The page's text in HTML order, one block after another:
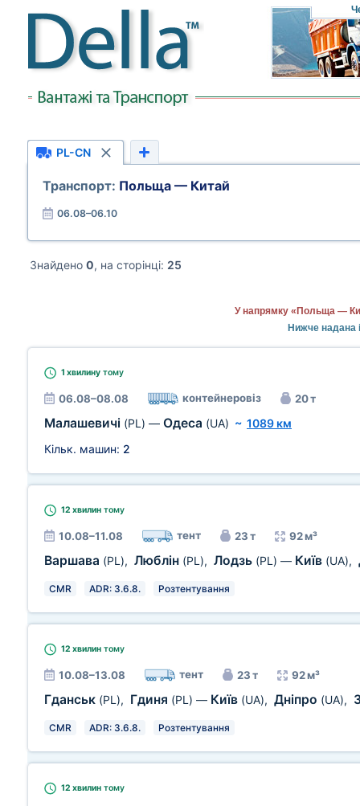
PL-CN
Транспорт: Польща — Китай
06.08–06.10
Знайдено 0, на сторінці: 25
У напрямку «Польща —
Нижче надана
1 хвилину тому
06.08–08.08 контейнеровіз 20 т
Малашевичі (PL) — Одеса (UA) ~ 1089 км
Кільк. машин: 2
12 хвилин тому
10.08–11.08 тент 23 т 92 м³
Варшава (PL), Люблін (PL), Лодзь (PL) — Київ (UA),
CMR ADR: 3.6.8. Розтентування
12 хвилин тому
10.08–13.08 тент 23 т 92 м³
Гданськ (PL), Гдиня (PL) — Київ (UA), Дніпро (UA),
CMR ADR: 3.6.8. Розтентування
12 хвилин тому